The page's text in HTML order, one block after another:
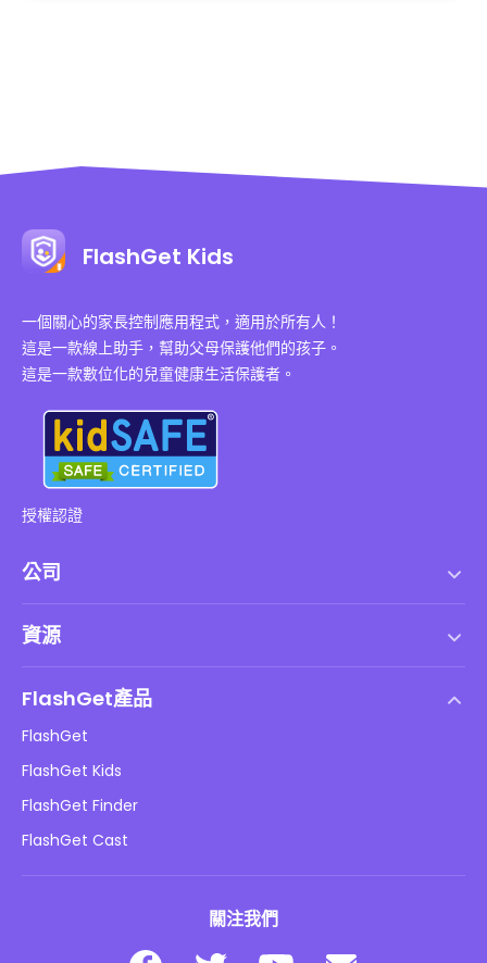
FlashGet Kids
一個關心的家長控制應用程式，適用於所有人！
這是一款線上助手，幫助父母保護他們的孩子。
這是一款數位化的兒童健康生活保護者。
授權認證
公司
DMCA 政策
隱私政策
廣告政策
不要出售我的資訊
資源
部落格
兒童在線安全
下載
FlashGet產品
FlashGet
FlashGet Kids
FlashGet Finder
FlashGet Cast
關注我們